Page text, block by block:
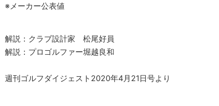
※メーカー公表値
解説：クラブ設計家 松尾好員
解説：プロゴルファー堀越良和
週刊ゴルフダイジェスト2020年4月21日号より